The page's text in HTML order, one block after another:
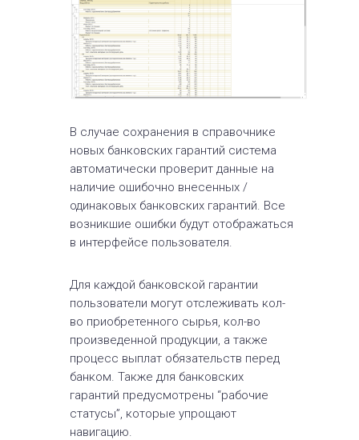
В случае сохранения в справочнике
новых банковских гарантий система
автоматически проверит данные на
наличие ошибочно внесенных /
одинаковых банковских гарантий. Все
возникшие ошибки будут отображаться
в интерфейсе пользователя.
Для каждой банковской гарантии
пользователи могут отслеживать кол-
во приобретенного сырья, кол-во
произведенной продукции, а также
процесс выплат обязательств перед
банком. Также для банковских
гарантий предусмотрены “рабочие
статусы”, которые упрощают
навигацию.